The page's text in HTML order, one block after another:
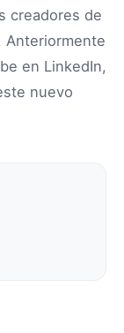
creadores de
Anteriormente
en LinkedIn,
nuevo